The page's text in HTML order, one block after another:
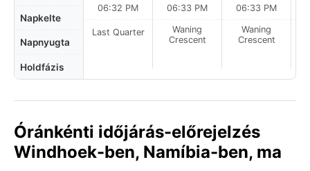
Napkelte
Napnyugta
Holdfázis
06:32 PM
Last Quarter
06:33 PM
Waning
Crescent
06:33 PM
Waning
Crescent
Óránkénti időjárás-előrejelzés
Windhoek-ben, Namíbia-ben, ma